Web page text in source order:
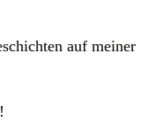
auf meiner